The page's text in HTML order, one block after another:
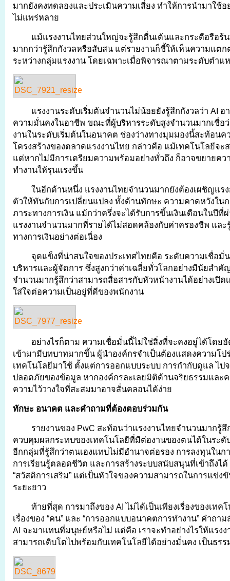
มากยังคงทดลองและประเมินความเสี่ยง ทำให้การนำมาใช้อ
ไม่แพร่หลาย
แม้แรงงานไทยส่วนใหญ่จะรู้สึกตื่นเต้นและกระตือรือร้น
มากกว่ารู้สึกกังวลหรือสับสน แต่รายงานก็ชี้ให้เห็นความแต
ระหว่างกลุ่มแรงงาน โดยเฉพาะเมื่อพิจารณาตามระดับตำแ
แรงงานระดับเริ่มต้นจำนวนไม่น้อยยังรู้สึกกังวลว่า AI อ
ความมั่นคงในอาชีพ ขณะที่ผู้บริหารระดับสูงจำนวนมากเชื่อ
งานในระดับเริ่มต้นในอนาคต ช่องว่างทางมุมมองนี้สะท้อนค
โครงสร้างของตลาดแรงงานไทย กล่าวคือ แม้เทคโนโลยีจะ
แต่หากไม่มีการเตรียมความพร้อมอย่างทั่วถึง ก็อาจขยายคว
ทำงานให้รุนแรงขึ้น
ในอีกด้านหนึ่ง แรงงานไทยจำนวนมากยังต้องเผชิญแร
ตัวให้ทันกับการเปลี่ยนแปลง ทั้งด้านทักษะ ความคาดหวังใน
ภาระทางการเงิน แม้กว่าครึ่งจะได้รับการขึ้นเงินเดือนในปีที่
แรงงานจำนวนมากที่รายได้ไม่สอดคล้องกับค่าครองชีพ และ
ทางการเงินอย่างต่อเนื่อง
จุดแข็งที่น่าสนใจของประเทศไทยคือ ระดับความเชื่อมั่
บริหารและผู้จัดการ ซึ่งสูงกว่าค่าเฉลี่ยทั่วโลกอย่างมีนัยสำคั
จำนวนมากรู้สึกว่าสามารถสื่อสารกับหัวหน้างานได้อย่างเปิด
ใส่ใจต่อความเป็นอยู่ที่ดีของพนักงาน
อย่างไรก็ตาม ความเชื่อมั่นนี้ไม่ใช่สิ่งที่จะคงอยู่ได้โดย
เข้ามามีบทบาทมากขึ้น ผู้นำองค์กรจำเป็นต้องแสดงความโป
เทคโนโลยีมาใช้ ตั้งแต่การออกแบบระบบ การกำกับดูแล ไป
ปลอดภัยของข้อมูล หากองค์กรละเลยมิติด้านจริยธรรมและ
ความไว้วางใจที่สะสมมาอาจสั่นคลอนได้ง่าย
ทักษะ อนาคต และคำถามที่ต้องตอบร่วมกัน
รายงานของ PwC สะท้อนว่าแรงงานไทยจำนวนมากรู้สึ
ควบคุมผลกระทบของเทคโนโลยีที่มีต่องานของตนได้ในระ
อีกกลุ่มที่รู้สึกว่าตนเองแทบไม่มีอำนาจต่อรอง การลงทุนในก
การเรียนรู้ตลอดชีวิต และการสร้างระบบสนับสนุนที่เข้าถึงได้
“สวัสดิการเสริม” แต่เป็นหัวใจของความสามารถในการแข่ง
ระยะยาว
ท้ายที่สุด การมาถึงของ AI ไม่ได้เป็นเพียงเรื่องของเทค
เรื่องของ “คน” และ “การออกแบบอนาคตการทำงาน” คำถา
AI จะมาแทนที่มนุษย์หรือไม่ แต่คือ เราจะทำอย่างไรให้แรง
สามารถเติบโตไปพร้อมกับเทคโนโลยีได้อย่างมั่นคง เป็นธร